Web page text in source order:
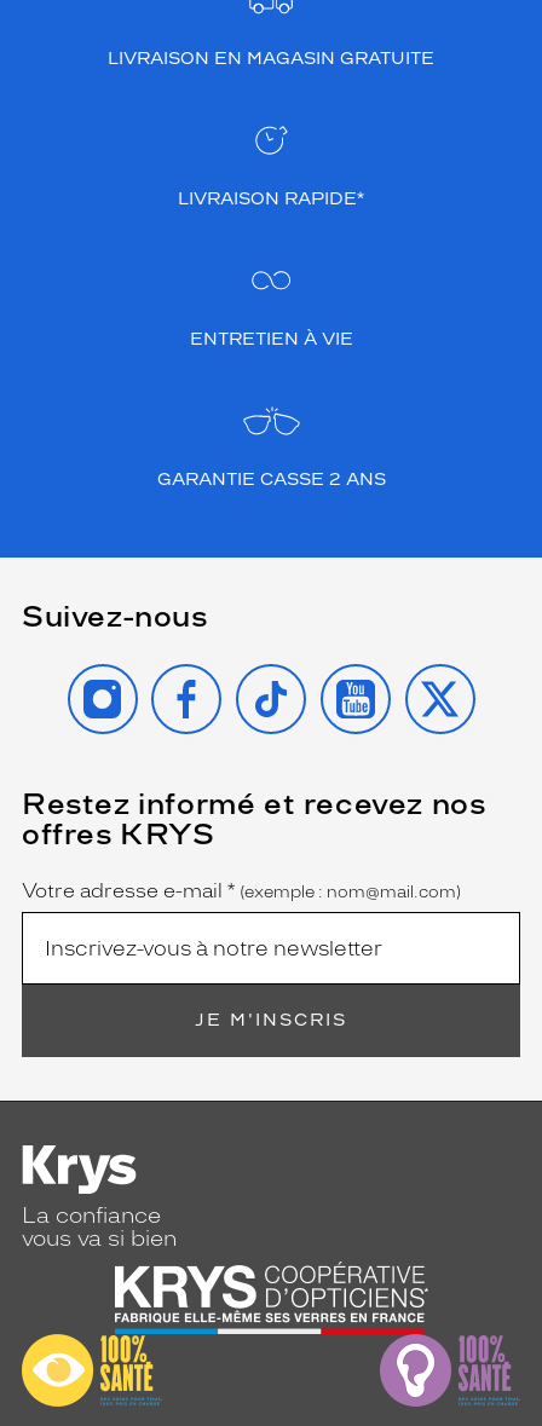
LIVRAISON EN MAGASIN GRATUITE
LIVRAISON RAPIDE*
ENTRETIEN À VIE
GARANTIE CASSE 2 ANS
Suivez-nous
INSTAGRAMFACEBOOK
TIKTOK YOUTUBE
X
Restez informé et recevez nos
offres KRYS
Name
Votre adresse e-mail *
(Ce
champ
est
(exemple : nom@mail.com)
JE M'INSCRIS
La confiance
vous va si bien